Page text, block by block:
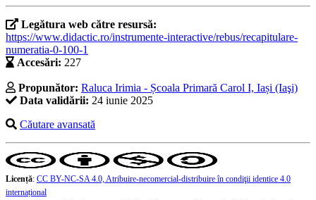
Legătura web către resursă:
https://www.didactic.ro/instrumente-interactive/rebus/recapitulare-
numeratia-0-100-1
Accesări: 227
Propunător: Raluca Irimia - Școala Primară Carol I, Iași (Iaşi)
Data validării: 24 iunie 2025
Căutare avansată
Licență: CC BY-NC-SA 4.0, Atribuire-necomercial-distribuire în condiţii identice 4.0
internațional